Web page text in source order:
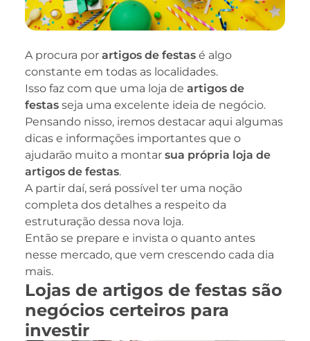
A procura por artigos de festas é algo
constante em todas as localidades.
Isso faz com que uma loja de artigos de
festas seja uma excelente ideia de negócio.
Pensando nisso, iremos destacar aqui algumas
dicas e informações importantes que o
ajudarão muito a montar sua própria loja de
artigos de festas.
A partir daí, será possível ter uma noção
completa dos detalhes a respeito da
estruturação dessa nova loja.
Então se prepare e invista o quanto antes
nesse mercado, que vem crescendo cada dia
mais.
Lojas de artigos de festas são
negócios certeiros para
investir